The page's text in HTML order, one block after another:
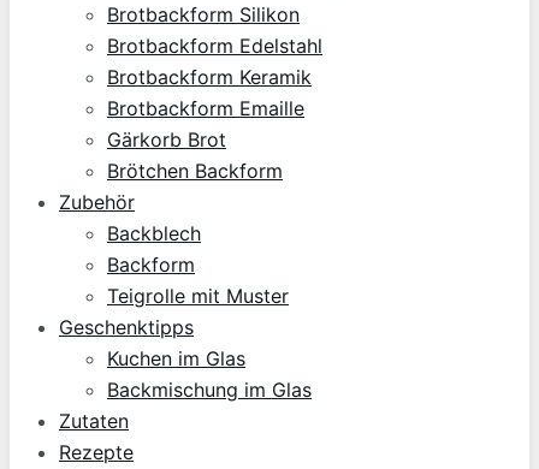
Brotbackform Silikon
Brotbackform Edelstahl
Brotbackform Keramik
Brotbackform Emaille
Gärkorb Brot
Brötchen Backform
Zubehör
Backblech
Backform
Teigrolle mit Muster
Geschenktipps
Kuchen im Glas
Backmischung im Glas
Zutaten
Rezepte